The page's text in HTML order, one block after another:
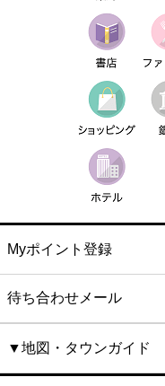
Myポイント登録
待ち合わせメール
▼地図・タウンガイド